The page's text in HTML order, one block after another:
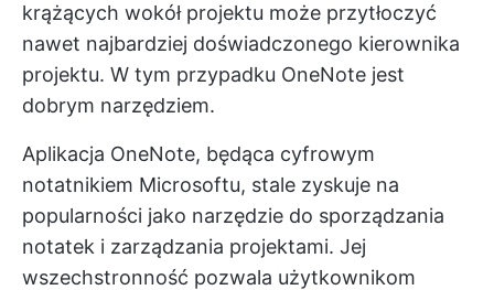
krążących wokół projektu może przytłoczyć
nawet najbardziej doświadczonego kierownika
projektu. W tym przypadku OneNote jest
dobrym narzędziem.
Aplikacja OneNote, będąca cyfrowym
notatnikiem Microsoftu, stale zyskuje na
popularności jako narzędzie do sporządzania
notatek i zarządzania projektami. Jej
wszechstronność pozwala użytkownikom